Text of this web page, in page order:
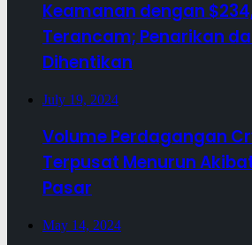
Keamanan dengan
Terancam; Penarikan
Dihentikan
July 19, 2024
Volume Perdagangan
Terpusat Menurun
Pasar
May 14, 2024